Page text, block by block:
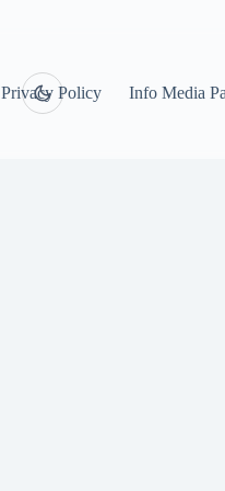
Privacy Policy Info Media